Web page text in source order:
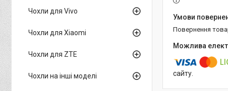
повернення
сайту.
Чохли для Vivo
Чохли для Xiaomi
Чохли для ZTE
Чохли на інші моделі